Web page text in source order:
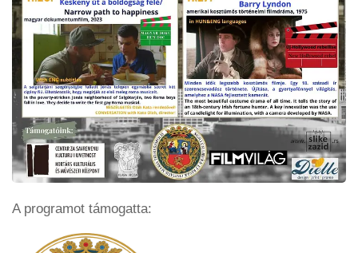
A programot támogatta: